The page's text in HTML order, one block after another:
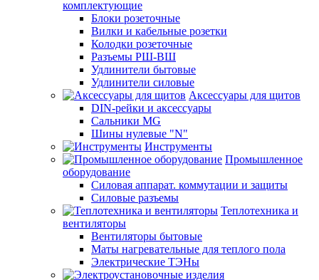
комплектующие
Блоки розеточные
Вилки и кабельные розетки
Колодки розеточные
Разъемы РШ-ВШ
Удлинители бытовые
Удлинители силовые
Аксессуары для щитов
DIN-рейки и аксессуары
Сальники MG
Шины нулевые "N"
Инструменты
Промышленное
оборудование
Силовая аппарат. коммутации и защиты
Силовые разъемы
Теплотехника и
вентиляторы
Вентиляторы бытовые
Маты нагревательные для теплого пола
Электрические ТЭНы